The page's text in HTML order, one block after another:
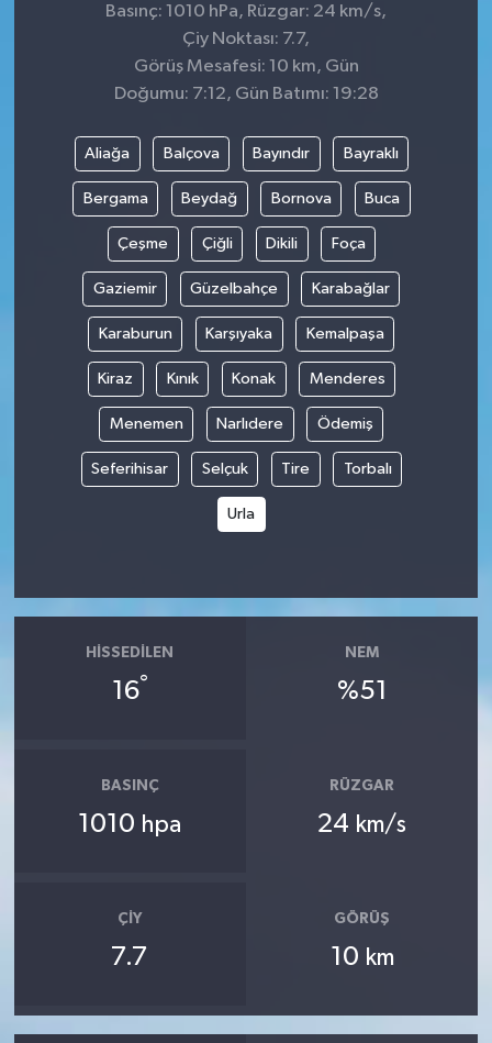
Basınç: 1010 hPa, Rüzgar: 24 km/s,
Çiy Noktası: 7.7,
Görüş Mesafesi: 10 km, Gün
Doğumu: 7:12, Gün Batımı: 19:28
Aliağa Balçova Bayındır Bayraklı
Bergama Beydağ Bornova Buca
Çeşme Çiğli Dikili Foça
Gaziemir Güzelbahçe Karabağlar
Karaburun Karşıyaka Kemalpaşa
Kiraz Kınık Konak Menderes
Menemen Narlıdere Ödemiş
Seferihisar Selçuk Tire Torbalı
Urla
HISSEDILEN
16°
NEM
%51
BASINÇ
1010 hpa
RÜZGAR
24 km/s
ÇIY
7.7
GÖRÜŞ
10 km